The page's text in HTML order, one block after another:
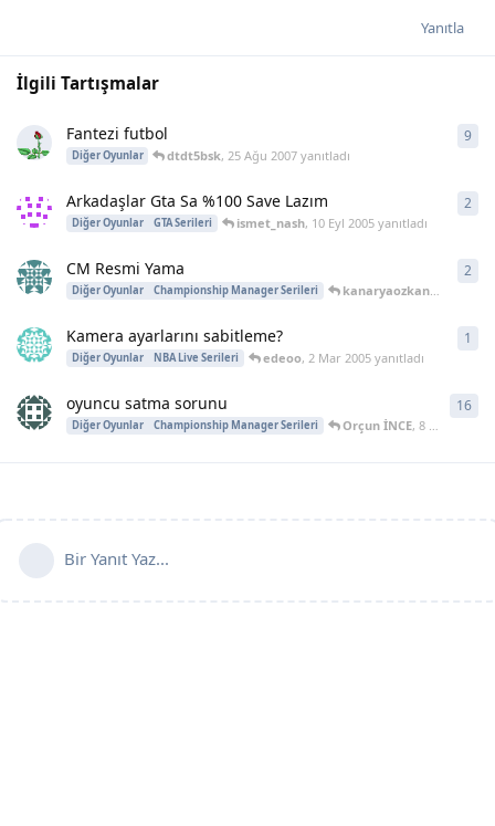
Yanıtla
İlgili Tartışmalar
Fantezi futbol
Diğer Oyunlar dtdt5bsk,25 Ağu 2007 yanıtladı
9
Arkadaşlar Gta Sa %100 Save Lazım
Diğer Oyunlar GTA Serileri ismet_nash, 10 Eyl 2005yanıtladı
2
CM Resmi Yama
Diğer Oyunlar Championship Manager Serileri kanaryaozkan_1907
2
Kamera ayarlarını sabitleme?
Diğer Oyunlar NBA Live Serileri edeoo, 2 Mar 2005yanıtladı
1
oyuncu satma sorunu
Diğer Oyunlar Championship Manager Serileri Orçun İNCE, 8 Haz 2004
16
Bir Yanıt Yaz...